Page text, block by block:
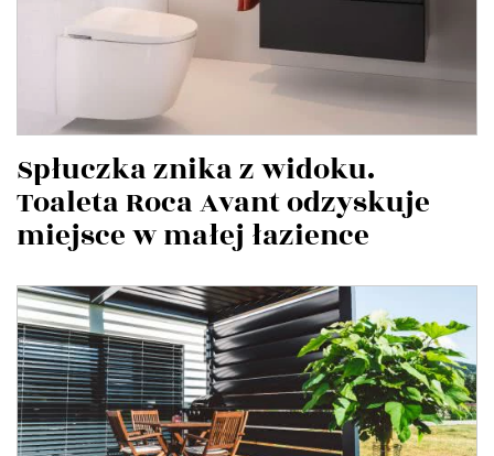
Spłuczka znika z widoku.
Toaleta Roca Avant odzyskuje
miejsce w małej łazience